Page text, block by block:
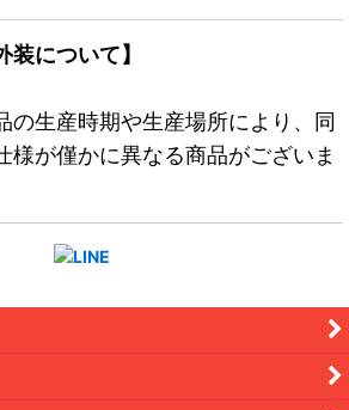
装について】
の生産時期や生産場所により、同
様が僅かに異なる商品がございま